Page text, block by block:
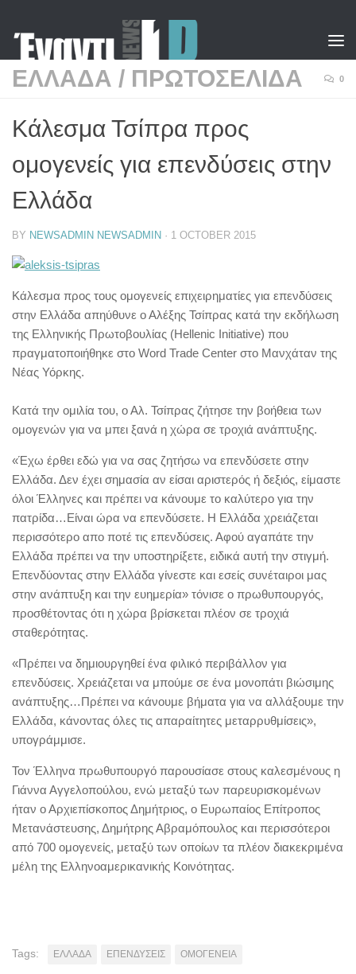
ΕΛΛΑΔΑ / ΠΡΩΤΟΣΕΛΙΔΑ 0
Κάλεσμα Τσίπρα προς
ομογενείς για επενδύσεις στην
Ελλάδα
BY NEWSADMIN NEWSADMIN · 1 OCTOBER 2015
Κάλεσμα προς τους ομογενείς επιχειρηματίες για επενδύσεις
στην Ελλάδα απηύθυνε ο Αλέξης Τσίπρας κατά την εκδήλωση
της Ελληνικής Πρωτοβουλίας (Hellenic Initiative) που
πραγματοποιήθηκε στο Word Trade Center στο Μανχάταν της
Νέας Υόρκης.
Κατά την ομιλία του, ο Αλ. Τσίπρας ζήτησε την βοήθεια των
ομογενών για να μπει ξανά η χώρα σε τροχιά ανάπτυξης.
«Έχω έρθει εδώ για να σας ζητήσω να επενδύσετε στην
Ελλάδα. Δεν έχει σημασία αν είσαι αριστερός ή δεξιός, είμαστε
όλοι Έλληνες και πρέπει να κάνουμε το καλύτερο για την
πατρίδα…Είναι ώρα να επενδύσετε. Η Ελλάδα χρειάζεται
περισσότερο απο ποτέ τις επενδύσεις. Αφού αγαπάτε την
Ελλάδα πρέπει να την υποστηρίξετε, ειδικά αυτή την στιγμή.
Επενδύοντας στην Ελλάδα γίνεστε και εσείς συνέταιροι μας
στην ανάπτυξη και την ευημερία» τόνισε ο πρωθυπουργός,
προσθέτοντας ότι η χώρα βρίσκεται πλέον σε τροχιά
σταθερότητας.
«Πρέπει να δημιουργηθεί ένα φιλικό περιβάλλον για
επενδύσεις. Χρειάζεται να μπούμε σε ένα μονοπάτι βιώσιμης
ανάπτυξης…Πρέπει να κάνουμε βήματα για να αλλάξουμε την
Ελλάδα, κάνοντας όλες τις απαραίτητες μεταρρυθμίσεις»,
υπογράμμισε.
Τον Έλληνα πρωθυπουργό παρουσίασε στους καλεσμένους η
Γιάννα Αγγελοπούλου, ενώ μεταξύ των παρευρισκομένων
ήταν ο Αρχιεπίσκοπος Δημήτριος, ο Ευρωπαίος Επίτροπος
Μετανάστευσης, Δημήτρης Αβραμόπουλος και περισσότεροι
από 700 ομογενείς, μεταξύ των οποίων τα πλέον διακεκριμένα
μέλη της Ελληνοαμερικανικής Κοινότητας.
Tags: ΕΛΛΑΔΑ ΕΠΕΝΔΥΣΕΙΣ ΟΜΟΓΕΝΕΙΑ